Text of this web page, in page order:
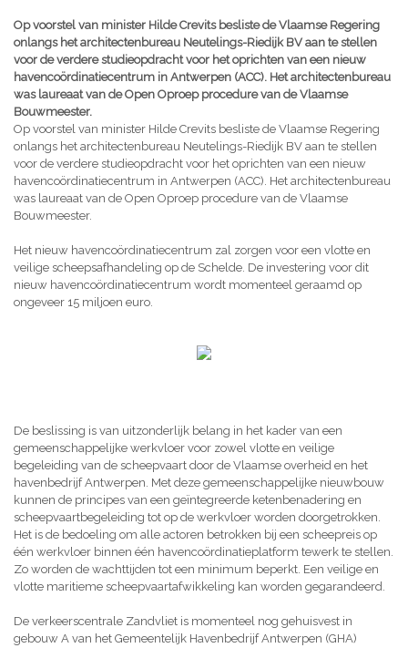
Op voorstel van minister Hilde Crevits besliste de Vlaamse Regering
onlangs het architectenbureau Neutelings-Riedijk BV aan te stellen
voor de verdere studieopdracht voor het oprichten van een nieuw
havencoördinatiecentrum in Antwerpen (ACC). Het architectenbureau
was laureaat van de Open Oproep procedure van de Vlaamse
Bouwmeester.
Op voorstel van minister Hilde Crevits besliste de Vlaamse Regering
onlangs het architectenbureau Neutelings-Riedijk BV aan te stellen
voor de verdere studieopdracht voor het oprichten van een nieuw
havencoördinatiecentrum in Antwerpen (ACC). Het architectenbureau
was laureaat van de Open Oproep procedure van de Vlaamse
Bouwmeester.
Het nieuw havencoördinatiecentrum zal zorgen voor een vlotte en
veilige scheepsafhandeling op de Schelde. De investering voor dit
nieuw havencoördinatiecentrum wordt momenteel geraamd op
ongeveer 15 miljoen euro.
De beslissing is van uitzonderlijk belang in het kader van een
gemeenschappelijke werkvloer voor zowel vlotte en veilige
begeleiding van de scheepvaart door de Vlaamse overheid en het
havenbedrijf Antwerpen. Met deze gemeenschappelijke nieuwbouw
kunnen de principes van een geïntegreerde ketenbenadering en
scheepvaartbegeleiding tot op de werkvloer worden doorgetrokken.
Het is de bedoeling om alle actoren betrokken bij een scheepreis op
één werkvloer binnen één havencoördinatieplatform tewerk te stellen.
Zo worden de wachttijden tot een minimum beperkt. Een veilige en
vlotte maritieme scheepvaartafwikkeling kan worden gegarandeerd.
De verkeerscentrale Zandvliet is momenteel nog gehuisvest in
gebouw A van het Gemeentelijk Havenbedrijf Antwerpen (GHA)